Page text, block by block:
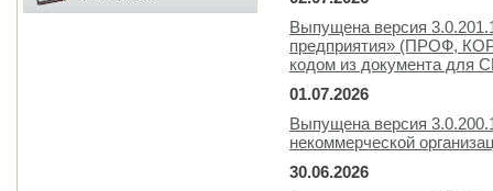
Выпущена версия
предприятия» (ПРОФ,
кодом из документа для
01.07.2026
Выпущена версия
некоммерческой
30.06.2026